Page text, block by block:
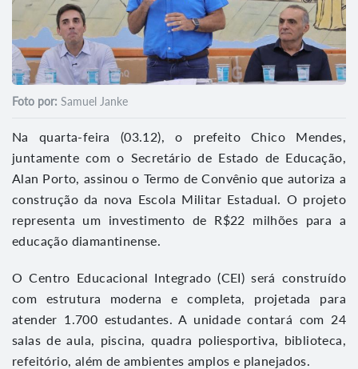
Foto por: Samuel Janke
Na quarta-feira (03.12), o prefeito Chico Mendes,
juntamente com o Secretário de Estado de Educação,
Alan Porto, assinou o Termo de Convênio que autoriza a
construção da nova Escola Militar Estadual. O projeto
representa um investimento de R$22 milhões para a
educação diamantinense.
O Centro Educacional Integrado (CEI) será construído
com estrutura moderna e completa, projetada para
atender 1.700 estudantes. A unidade contará com 24
salas de aula, piscina, quadra poliesportiva, biblioteca,
refeitório, além de ambientes amplos e planejados.